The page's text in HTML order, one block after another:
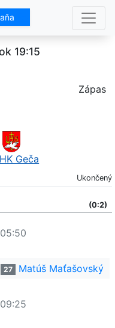
19:15
Zápas
HK Geča
Ukončený
(0:2)
05:50
27 Matúš Maťašovský
09:25